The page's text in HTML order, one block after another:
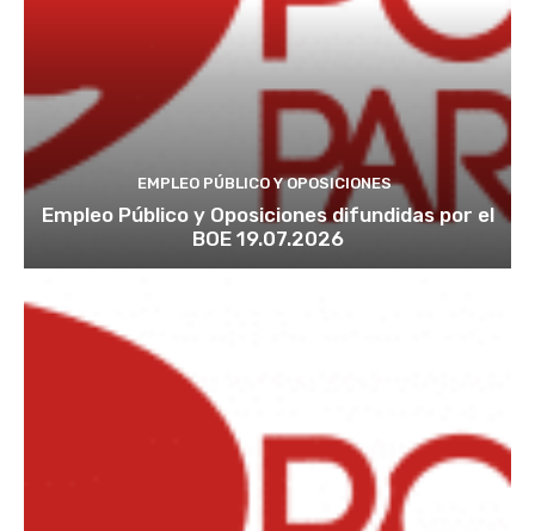
EMPLEO PÚBLICO Y OPOSICIONES
Empleo Público y Oposiciones difundidas por el
BOE 19.07.2026